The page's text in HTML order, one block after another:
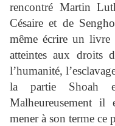
rencontré Martin
Césaire et de
même écrire un livre
atteintes aux droits
l’humanité,
la partie Shoah
Malheureusement
mener à son terme ce